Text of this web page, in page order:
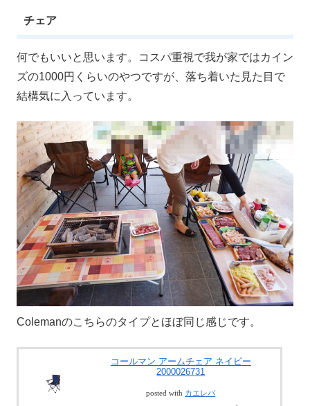
チェア
何でもいいと思います。コスパ重視で我が家ではカイン
ズの1000円くらいのやつですが、落ち着いた見た目で
結構気に入っています。
Colemanのこちらのタイプとほぼ同じ感じです。
コールマン アームチェア ネイビー
2000026731
posted with カエレバ